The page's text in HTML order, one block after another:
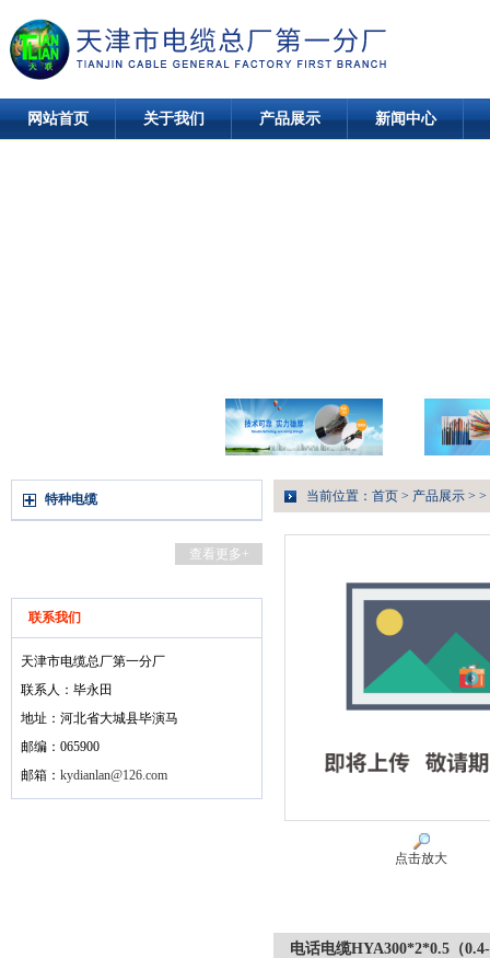
网站首页 关于我们 产品展示 新闻中心
特种电缆
查看更多+
联系我们
天津市电缆总厂第一分厂
联系人：毕永田
地址：河北省大城县毕演马
邮编：065900
邮箱： kydianlan@126.com
当前位置： 首页 > 产品展示 > >
点击放大
电话电缆HYA300*2*0.5（